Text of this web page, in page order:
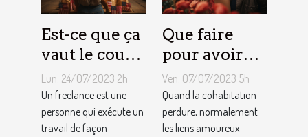
Est-ce que ça
vaut le coup
de devenir
indépendant
?
Lun. 24/07/2023 2h
Un freelance est une
personne qui exécute un
travail de façon
Que faire
pour avoir
toujours la
vie rose en
couple ?
Ven. 07/07/2023 5h
Quand la cohabitation
perdure, normalement
les liens amoureux